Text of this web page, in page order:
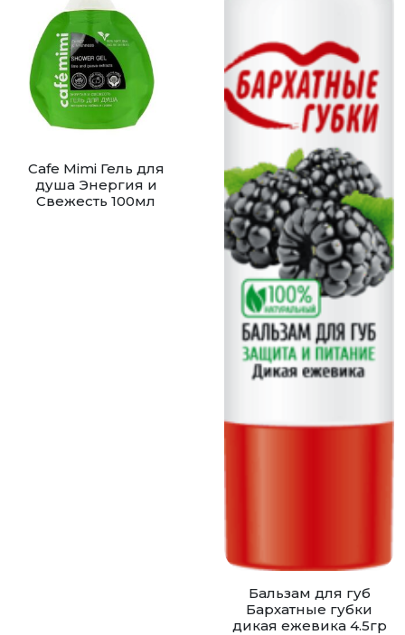
Cafe Mimi Гель для
душа Энергия и
Свежесть 100мл
Бальзам для губ
Бархатные губки
дикая ежевика 4.5гр